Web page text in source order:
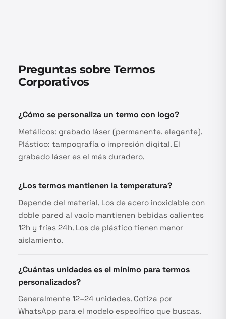
Preguntas sobre Termos
Corporativos
¿Cómo se personaliza un termo con logo?
Metálicos: grabado láser (permanente, elegante).
Plástico: tampografía o impresión digital. El
grabado láser es el más duradero.
¿Los termos mantienen la temperatura?
Depende del material. Los de acero inoxidable con
doble pared al vacío mantienen bebidas calientes
12h y frías 24h. Los de plástico tienen menor
aislamiento.
¿Cuántas unidades es el mínimo para termos
personalizados?
Generalmente 12–24 unidades. Cotiza por
WhatsApp para el modelo específico que buscas.